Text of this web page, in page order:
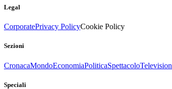
Legal
CorporatePrivacy PolicyCookie Policy
Sezioni
CronacaMondoEconomiaPoliticaSpettacolo
Speciali